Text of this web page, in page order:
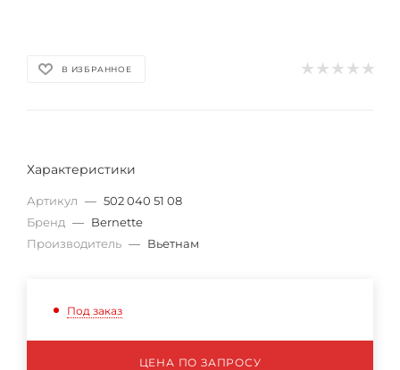
В ИЗБРАННОЕ
Характеристики
Артикул — 502 040 51 08
Бренд — Bernette
Производитель — Вьетнам
Под заказ
ЦЕНА ПО ЗАПРОСУ